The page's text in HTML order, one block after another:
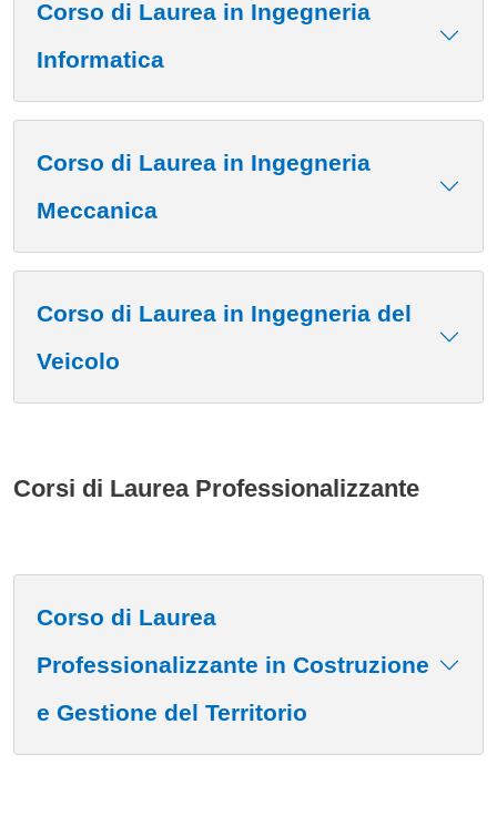
Corso di Laurea in Ingegneria
Informatica
Corso di Laurea in Ingegneria
Meccanica
Corso di Laurea in Ingegneria del
Veicolo
Corsi di Laurea Professionalizzante
Corso di Laurea
Professionalizzante in Costruzione
e Gestione del Territorio